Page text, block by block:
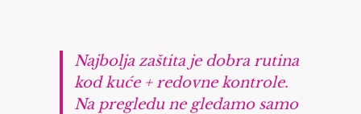
Najbolja zaštita je dobra rutina
kod kuće + redovne kontrole.
Na pregledu ne gledamo samo